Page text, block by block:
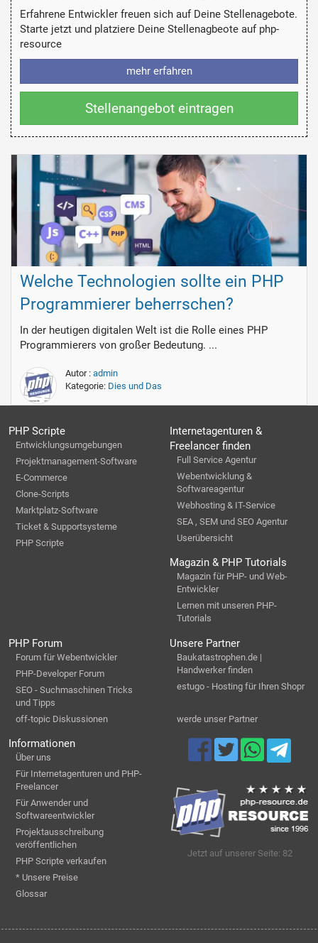
Erfahrene Entwickler freuen sich auf Deine Stellenagebote.
Starte jetzt und platziere Deine Stellenagbeote auf php-
resource
mehr erfahren
Stellenangebot eintragen
Welche Technologien sollte ein PHP
Programmierer beherrschen?
In der heutigen digitalen Welt ist die Rolle eines PHP
Programmierers von großer Bedeutung. ...
Autor : admin
Kategorie: Dies und Das
PHP Scripte
Entwicklungsumgebungen
Projektmanagement-Software
E-Commerce
Clone-Scripts
Marktplatz-Software
Ticket & Supportsysteme
PHP Scripte
Internetagenturen &
Freelancer finden
Full Service Agentur
Webentwicklung &
Softwareagentur
Webhosting & IT-Service
SEA , SEM und SEO Agentur
Userübersicht
Magazin & PHP Tutorials
Magazin für PHP- und Web-
Entwickler
Lernen mit unseren PHP-
Tutorials
PHP Forum
Forum für Webentwickler
PHP-Developer Forum
SEO - Suchmaschinen Tricks
und Tipps
off-topic Diskussionen
Unsere Partner
Baukatastrophen.de |
Handwerker finden
estugo - Hosting für Ihren Shopr
werde unser Partner
Informationen
Über uns
Für Internetagenturen und PHP-
Freelancer
Für Anwender und
Softwareentwickler
Projektausschreibung
veröffentlichen
PHP Scripte verkaufen
* Unsere Preise
Glossar
Jetzt auf unserer Seite: 82